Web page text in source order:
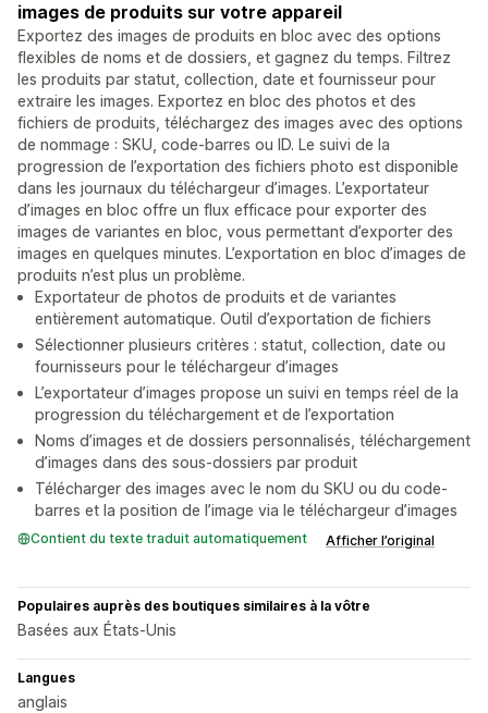
images de produits sur votre appareil
Exportez des images de produits en bloc avec des options
flexibles de noms et de dossiers, et gagnez du temps. Filtrez
les produits par statut, collection, date et fournisseur pour
extraire les images. Exportez en bloc des photos et des
fichiers de produits, téléchargez des images avec des options
de nommage : SKU, code-barres ou ID. Le suivi de la
progression de l’exportation des fichiers photo est disponible
dans les journaux du téléchargeur d’images. L’exportateur
d’images en bloc offre un flux efficace pour exporter des
images de variantes en bloc, vous permettant d’exporter des
images en quelques minutes. L’exportation en bloc d’images de
produits n’est plus un problème.
Exportateur de photos de produits et de variantes
entièrement automatique. Outil d’exportation de fichiers
Sélectionner plusieurs critères : statut, collection, date ou
fournisseurs pour le téléchargeur d’images
L’exportateur d’images propose un suivi en temps réel de la
progression du téléchargement et de l’exportation
Noms d’images et de dossiers personnalisés, téléchargement
d’images dans des sous-dossiers par produit
Télécharger des images avec le nom du SKU ou du code-
barres et la position de l’image via le téléchargeur d’images
Contient du texte traduit automatiquement Afficher l’original
Populaires auprès des boutiques similaires à la vôtre
Basées aux États-Unis
Langues
anglais